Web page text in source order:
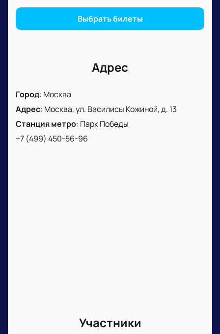
Выбрать билеты
Адрес
Город: Москва
Адрес: Москва, ул. Василисы Кожиной, д. 13
Станция метро: Парк Победы
+7 (499) 450-56-96
Участники